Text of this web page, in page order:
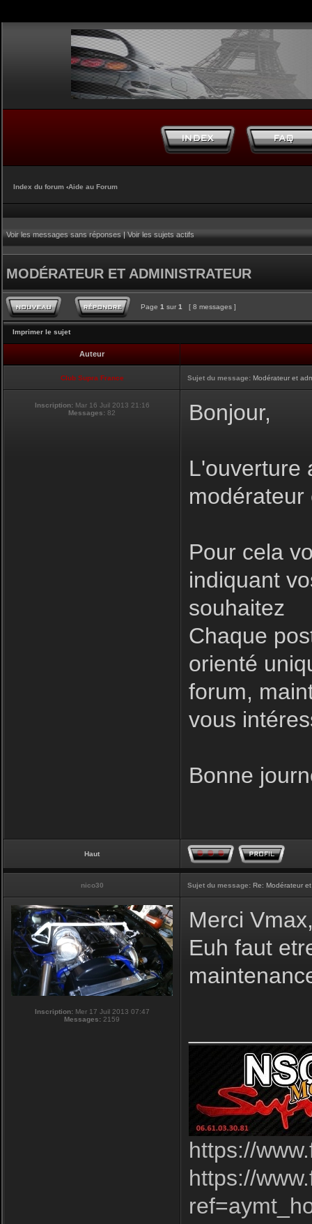
Index du forum ‹Aide au Forum
Voir les messages sans réponses|Voir les sujets actifs
MODÉRATEUR ET ADMINISTRATEUR
Page 1 sur 1 [ 8 messages ]
Imprimer le sujet
Auteur
Club Supra France Sujet du message: Modérateur et
Inscription: Mar 16 Juil 2013 21:16
Messages: 82 Bonjour,
L'ouverture
modérateur
Pour cela
indiquant
souhaitez
Chaque
orienté
forum,
vous
Bonne
Haut
nico30 Sujet du message: Re: Modérateur
Inscription:Mer 17 Juil 2013 07:47
Messages: 2159
Merci
Euh faut
https://
https://